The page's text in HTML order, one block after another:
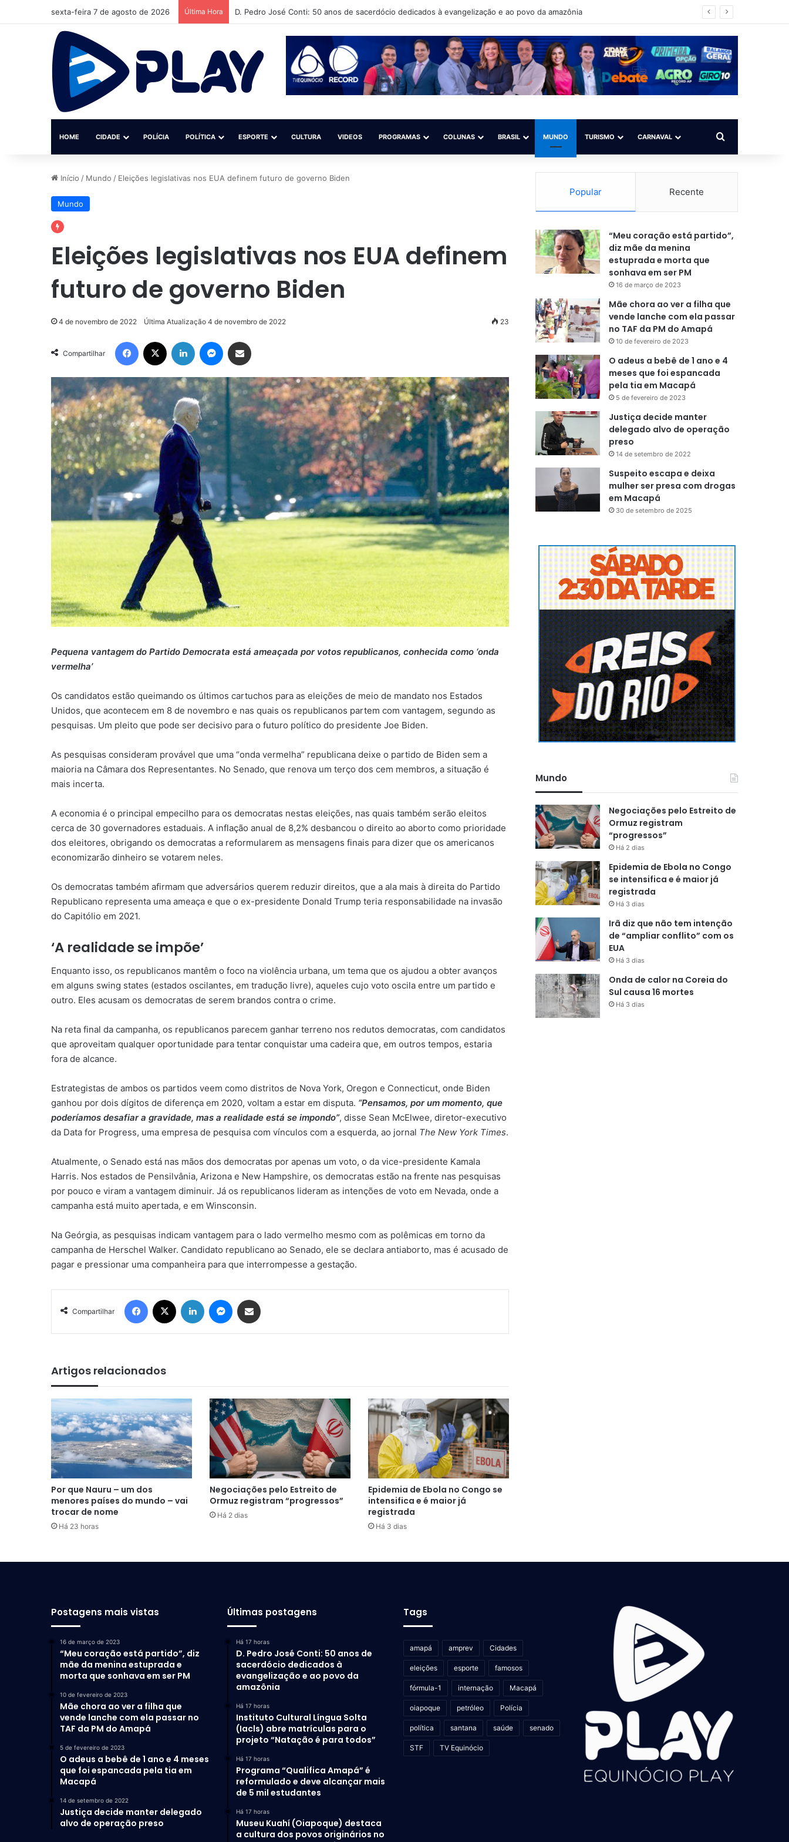
sexta-feira 7 de agosto de 2026 Última Hora Instituto Cultural Língua Solta (Iacls) abre matrículas para o projeto “Natação é para todos”
HOME CIDADE POLÍCIA POLÍTICA ESPORTE CULTURA VIDEOS PROGRAMAS COLUNAS BRASIL MUNDO TURISMO CARNAVAL Procurar por
Início / Mundo / Eleições legislativas nos EUA definem futuro de governo Biden
Mundo
Eleições legislativas nos EUA definem
futuro de governo Biden
4 de novembro de 2022 Última Atualização 4 de novembro de 2022 23
Compartilhar
Facebook Linkedin Messenger
Pequena vantagem do Partido Democrata está ameaçada por votos republicanos, conhecida como ‘onda
vermelha’
Os candidatos estão queimando os últimos cartuchos para as eleições de meio de mandato nos Estados
Unidos, que acontecem em 8 de novembro e nas quais os republicanos partem com vantagem, segundo as
pesquisas. Um pleito que pode ser decisivo para o futuro político do presidente Joe Biden.
As pesquisas consideram provável que uma “onda vermelha” republicana deixe o partido de Biden sem a
maioria na Câmara dos Representantes. No Senado, que renova um terço dos cem membros, a situação é
mais incerta.
A economia é o principal empecilho para os democratas nestas eleições, nas quais também serão eleitos
cerca de 30 governadores estaduais. A inflação anual de 8,2% desbancou o direito ao aborto como prioridade
dos eleitores, obrigando os democratas a reformularem as mensagens finais para dizer que os americanos
economizarão dinheiro se votarem neles.
Os democratas também afirmam que adversários querem reduzir direitos, que a ala mais à direita do Partido
Republicano representa uma ameaça e que o ex-presidente Donald Trump teria responsabilidade na invasão
do Capitólio em 2021.
‘A realidade se impõe’
Enquanto isso, os republicanos mantêm o foco na violência urbana, um tema que os ajudou a obter avanços
em alguns swing states (estados oscilantes, em tradução livre), aqueles cujo voto oscila entre um partido e
outro. Eles acusam os democratas de serem brandos contra o crime.
Na reta final da campanha, os republicanos parecem ganhar terreno nos redutos democratas, com candidatos
que aproveitam qualquer oportunidade para tentar conquistar uma cadeira que, em outros tempos, estaria
fora de alcance.
Estrategistas de ambos os partidos veem como distritos de Nova York, Oregon e Connecticut, onde Biden
ganhou por dois dígitos de diferença em 2020, voltam a estar em disputa. “Pensamos, por um momento, que
poderíamos desafiar a gravidade, mas a realidade está se impondo”, disse Sean McElwee, diretor-executivo
da Data for Progress, uma empresa de pesquisa com vínculos com a esquerda, ao jornal The New York Times.
Atualmente, o Senado está nas mãos dos democratas por apenas um voto, o da vice-presidente Kamala
Harris. Nos estados de Pensilvânia, Arizona e New Hampshire, os democratas estão na frente nas pesquisas
por pouco e viram a vantagem diminuir. Já os republicanos lideram as intenções de voto em Nevada, onde a
campanha está muito apertada, e em Winsconsin.
Na Geórgia, as pesquisas indicam vantagem para o lado vermelho mesmo com as polêmicas em torno da
campanha de Herschel Walker. Candidato republicano ao Senado, ele se declara antiaborto, mas é acusado de
pagar e pressionar uma companheira para que interrompesse a gestação.
Compartilhar
Facebook Linkedin Messenger
Artigos relacionados
Por que Nauru – um dos
menores países do mundo – vai
trocar de nome
Há 23 horas
Negociações pelo Estreito de
Ormuz registram “progressos”
Há 2 dias
Epidemia de Ebola no Congo se
intensifica e é maior já
registrada
Há 3 dias
Popular Recente
“Meu coração está partido”,
diz mãe da menina
estuprada e morta que
sonhava em ser PM
16 de março de 2023
Mãe chora ao ver a filha que
vende lanche com ela passar
no TAF da PM do Amapá
10 de fevereiro de 2023
O adeus a bebê de 1 ano e 4
meses que foi espancada
pela tia em Macapá
5 de fevereiro de 2023
Justiça decide manter
delegado alvo de operação
preso
14 de setembro de 2022
Suspeito escapa e deixa
mulher ser presa com drogas
em Macapá
30 de setembro de 2025
Mundo
Negociações pelo Estreito de
Ormuz registram
“progressos”
Há 2 dias
Epidemia de Ebola no Congo
se intensifica e é maior já
registrada
Há 3 dias
Irã diz que não tem intenção
de “ampliar conflito” com os
EUA
Há 3 dias
Onda de calor na Coreia do
Sul causa 16 mortes
Há 3 dias
Postagens mais vistas
16 de março de 2023
“Meu coração está partido”, diz
mãe da menina estuprada e
morta que sonhava em ser PM
10 de fevereiro de 2023
Mãe chora ao ver a filha que
vende lanche com ela passar no
TAF da PM do Amapá
5 de fevereiro de 2023
O adeus a bebê de 1 ano e 4 meses
que foi espancada pela tia em
Macapá
14 de setembro de 2022
Justiça decide manter delegado
alvo de operação preso
Últimas postagens
Há 17 horas
D. Pedro José Conti: 50 anos de
sacerdócio dedicados à
evangelização e ao povo da
amazônia
Há 17 horas
Instituto Cultural Língua Solta
(Iacls) abre matrículas para o
projeto “Natação é para todos”
Há 17 horas
Programa “Qualifica Amapá” é
reformulado e deve alcançar mais
de 5 mil estudantes
Há 17 horas
Museu Kuahí (Oiapoque) destaca
a cultura dos povos originários no
Tags
amapá amprev Cidades
eleições esporte famosos
fórmula-1 internação Macapá
oiapoque petróleo Polícia
política santana saúde senado
STF TV Equinócio